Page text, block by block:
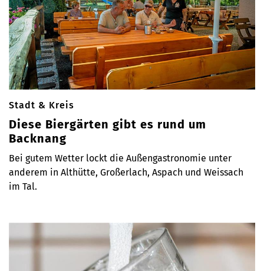
Stadt & Kreis
Diese Biergärten gibt es rund um
Backnang
Bei gutem Wetter lockt die Außengastronomie unter
anderem in Althütte, Großerlach, Aspach und Weissach
im Tal.